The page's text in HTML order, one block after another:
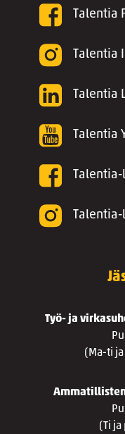
Talentia
Talentia
Talentia
Talentia
Talentia-
Talentia-
Työ- ja
(Ma-ti
(Ti